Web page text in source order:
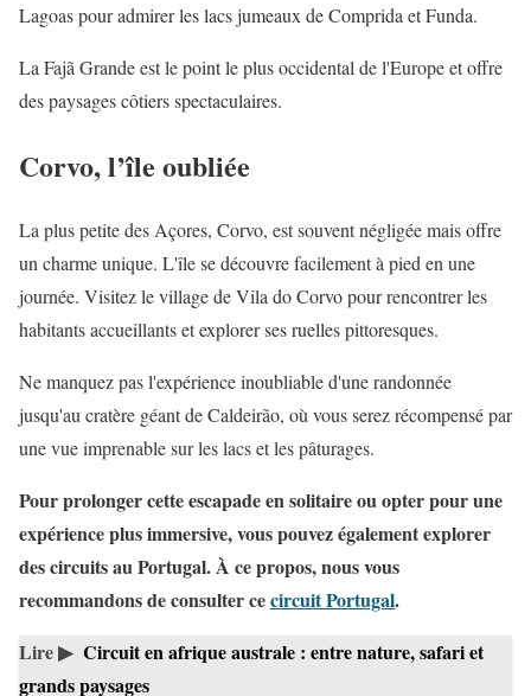
Lagoas pour admirer les lacs jumeaux de Comprida et Funda.
La Fajã Grande est le point le plus occidental de l'Europe et offre
des paysages côtiers spectaculaires.
Corvo, l’île oubliée
La plus petite des Açores, Corvo, est souvent négligée mais offre
un charme unique. L'île se découvre facilement à pied en une
journée. Visitez le village de Vila do Corvo pour rencontrer les
habitants accueillants et explorer ses ruelles pittoresques.
Ne manquez pas l'expérience inoubliable d'une randonnée
jusqu'au cratère géant de Caldeirão, où vous serez récompensé par
une vue imprenable sur les lacs et les pâturages.
Pour prolonger cette escapade en solitaire ou opter pour une
expérience plus immersive, vous pouvez également explorer
des circuits au Portugal. À ce propos, nous vous
recommandons de consulter cecircuit Portugal.
Lire ▶ Circuit en afrique australe : entre nature, safari et
grands paysages